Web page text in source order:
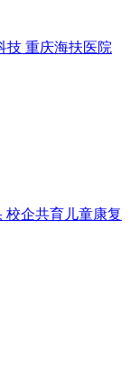
技 重庆海扶医院
校企共育儿童康复